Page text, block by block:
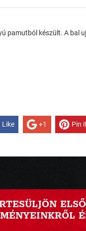
pamutból készült. A bal
Like +1 Pin it